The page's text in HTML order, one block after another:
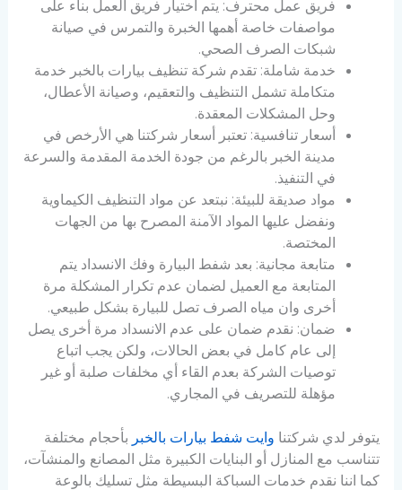
فريق عمل محترف: يتم اختيار فريق العمل بناء على
مواصفات خاصة أهمها الخبرة والتمرس في صيانة
شبكات الصرف الصحي.
خدمة شاملة: تقدم شركة تنظيف بيارات بالخبر خدمة
متكاملة تشمل التنظيف والتعقيم، وصيانة الأعطال،
وحل المشكلات المعقدة.
أسعار تنافسية: تعتبر أسعار شركتنا هي الأرخص في
مدينة الخبر بالرغم من جودة الخدمة المقدمة والسرعة
في التنفيذ.
مواد صديقة للبيئة: نبتعد عن مواد التنظيف الكيماوية
ونفضل عليها المواد الآمنة المصرح بها من الجهات
المختصة.
متابعة مجانية: بعد شفط البيارة وفك الانسداد يتم
المتابعة مع العميل لضمان عدم تكرار المشكلة مرة
أخرى وان مياه الصرف تصل للبيارة بشكل طبيعي.
ضمان: نقدم ضمان على عدم الانسداد مرة أخرى يصل
إلى عام كامل في بعض الحالات، ولكن يجب اتباع
توصيات الشركة بعدم القاء أي مخلفات صلبة أو غير
مؤهلة للتصريف في المجاري.
يتوفر لدي شركتنا وايت شفط بيارات بالخبر بأحجام مختلفة
تتناسب مع المنازل أو البنايات الكبيرة مثل المصانع والمنشآت،
كما اننا نقدم خدمات السباكة البسيطة مثل تسليك بالوعة